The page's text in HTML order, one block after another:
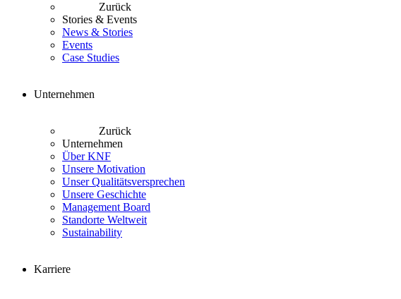
Zurück
Stories & Events
News & Stories
Events
Case Studies
Unternehmen
Zurück
Unternehmen
Über KNF
Unsere Motivation
Unser Qualitätsversprechen
Unsere Geschichte
Management Board
Standorte Weltweit
Sustainability
Karriere